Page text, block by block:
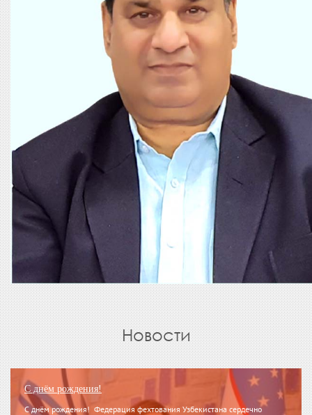
Новости
С днём рождения!
С днём рождения! Федерация фехтования Узбекистана сердечно